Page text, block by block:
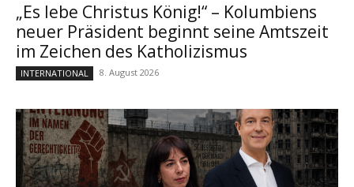
„Es lebe Christus König!“ – Kolumbiens
neuer Präsident beginnt seine Amtszeit
im Zeichen des Katholizismus
INTERNATIONAL 8. August 2026